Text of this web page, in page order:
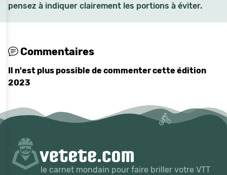
pensez à indiquer clairement les portions à éviter.
Commentaires
Il n'est plus possible de commenter cette édition
2023
le carnet mondain pour faire briller votre VTT